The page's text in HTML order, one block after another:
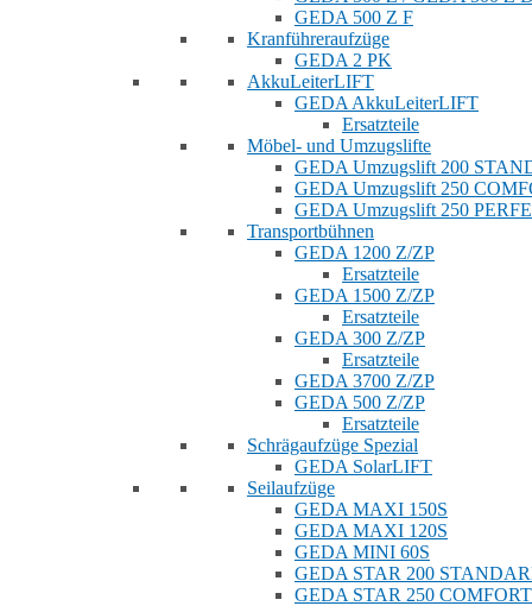
GEDA 500 Z F
Kranführeraufzüge
GEDA 2 PK
AkkuLeiterLIFT
GEDA AkkuLeiterLIFT
Ersatzteile
Möbel- und Umzugslifte
GEDA Umzugslift 200
GEDA Umzugslift 250
GEDA Umzugslift 250
Transportbühnen
GEDA 1200 Z/ZP
Ersatzteile
GEDA 1500 Z/ZP
Ersatzteile
GEDA 300 Z/ZP
Ersatzteile
GEDA 3700 Z/ZP
GEDA 500 Z/ZP
Ersatzteile
Schrägaufzüge Spezial
GEDA SolarLIFT
Seilaufzüge
GEDA MAXI 150S
GEDA MAXI 120S
GEDA MINI 60S
GEDA STAR 200
GEDA STAR 250 COMFORT